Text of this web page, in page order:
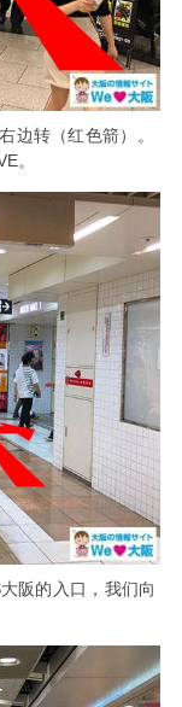
边转（红色箭）。
。
阪的入口，我们向